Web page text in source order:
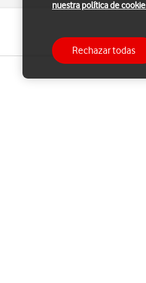
Puedes utilizar el
nuestra política de
Rechazar todas